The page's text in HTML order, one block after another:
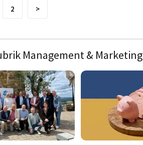
2 >
Management & Marketing